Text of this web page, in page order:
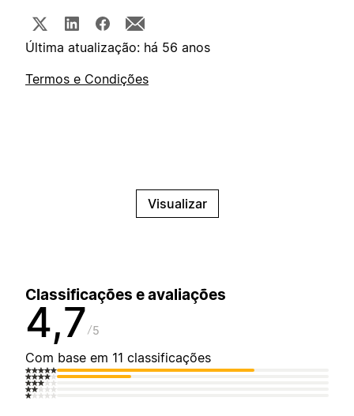
Última atualização: há 56 anos
Termos e Condições
Visualizar
Classificações e avaliações
4,7 5
Com base em 11 classificações